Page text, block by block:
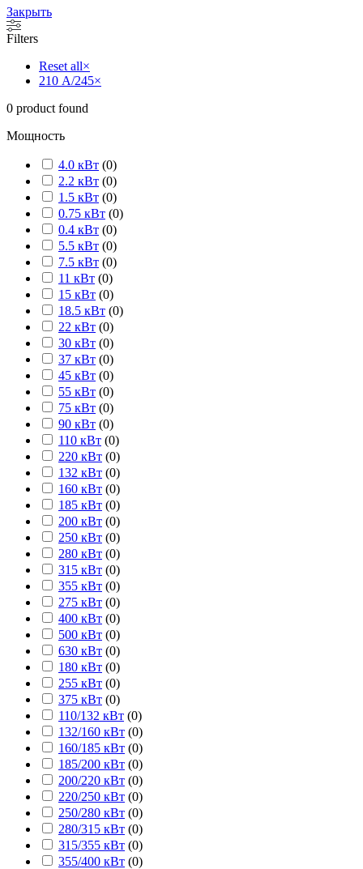
Закрыть
Filters
Reset all×
210 А/245×
0 product found
Мощность
4.0 кВт (0)
2.2 кВт (0)
1.5 кВт (0)
0.75 кВт (0)
0.4 кВт (0)
5.5 кВт (0)
7.5 кВт (0)
11 кВт (0)
15 кВт (0)
18.5 кВт (0)
22 кВт (0)
30 кВт (0)
37 кВт (0)
45 кВт (0)
55 кВт (0)
75 кВт (0)
90 кВт (0)
110 кВт (0)
220 кВт (0)
132 кВт (0)
160 кВт (0)
185 кВт (0)
200 кВт (0)
250 кВт (0)
280 кВт (0)
315 кВт (0)
355 кВт (0)
275 кВт (0)
400 кВт (0)
500 кВт (0)
630 кВт (0)
180 кВт (0)
255 кВт (0)
375 кВт (0)
110/132 кВт (0)
132/160 кВт (0)
160/185 кВт (0)
185/200 кВт (0)
200/220 кВт (0)
220/250 кВт (0)
250/280 кВт (0)
280/315 кВт (0)
315/355 кВт (0)
355/400 кВт (0)